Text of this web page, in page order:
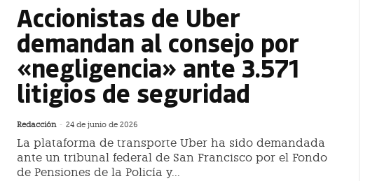
Accionistas de Uber
demandan al consejo por
«negligencia» ante 3.571
litigios de seguridad
Redacción - 24 de junio de 2026
La plataforma de transporte Uber ha sido demandada
ante un tribunal federal de San Francisco por el Fondo
de Pensiones de la Policía y...